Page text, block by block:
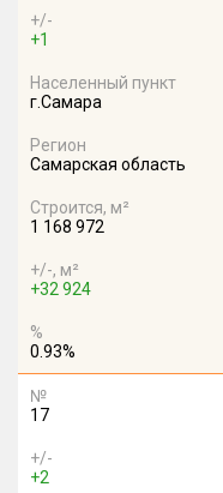
+/-
+1
Населенный пункт
г.Самара
Регион
Самарская область
Строится, м²
1 168 972
+/-, м²
+32 924
%
0.93%
№
17
+/-
+2